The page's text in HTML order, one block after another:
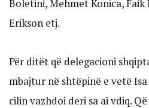
Boletini, Mehmet Konica, Faik
Erikson etj.
Për ditët që delegacioni
mbajtur në shtëpinë e vetë
cilin vazhdoi deri sa ai vdiq.